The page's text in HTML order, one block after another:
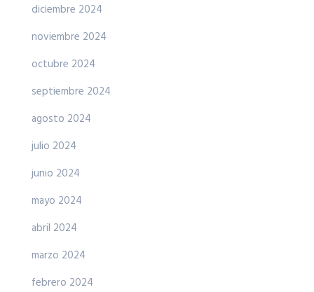
diciembre 2024
noviembre 2024
octubre 2024
septiembre 2024
agosto 2024
julio 2024
junio 2024
mayo 2024
abril 2024
marzo 2024
febrero 2024